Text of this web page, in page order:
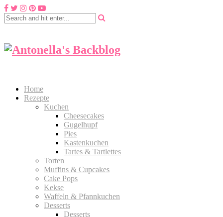
Home
Rezepte
Kuchen
Cheesecakes
Gugelhupf
Pies
Kastenkuchen
Tartes & Tartlettes
Torten
Muffins & Cupcakes
Cake Pops
Kekse
Waffeln & Pfannkuchen
Desserts
Desserts